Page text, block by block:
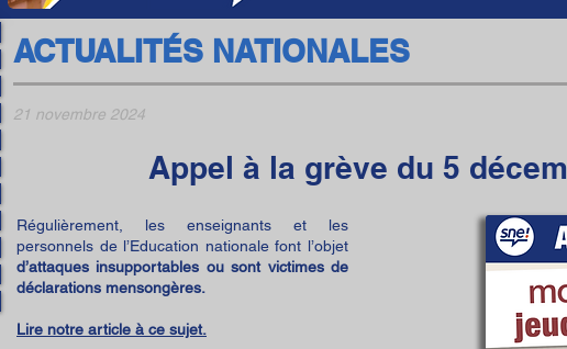
ACTUALITÉS NATIONALES
21 novembre 2024
​​Appel à la grève du 5
Régulièrement, les enseignants et les
personnels de l’Education nationale font l’objet
d’attaques insupportables ou sont victimes de
déclarations mensongères.
Lire notre article à ce sujet.